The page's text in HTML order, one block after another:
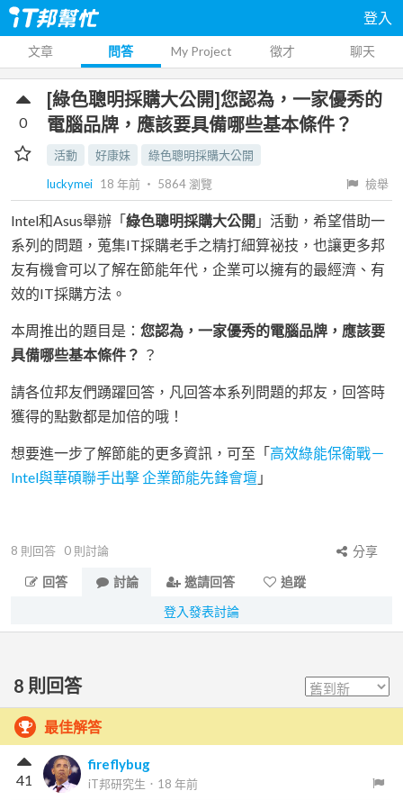
登入
文章 問答 My Project 徵才 聊天
[綠色聰明採購大公開]您認為，一家優秀的
電腦品牌，應該要具備哪些基本條件？
活動 好康妹
綠色聰明採購大公開
luckymei 18 年前 ‧ 5864瀏覽 檢舉
0
Intel和Asus舉辦「綠色聰明採購大公開 」活動，希望借助一
系列的問題，蒐集IT採購老手之精打細算祕技，也讓更多邦
友有機會可以了解在節能年代，企業可以擁有的最經濟、有
效的IT採購方法。
本周推出的題目是： 您認為，一家優秀的電腦品牌，應該要
具備哪些基本條件？ ？
請各位邦友們踴躍回答，凡回答本系列問題的邦友，回答時
獲得的點數都是加倍的哦！
想要進一步了解節能的更多資訊，可至「高效綠能保衛戰－
Intel與華碩聯手出擊 企業節能先鋒會壇 」
8 則回答 0 則討論
分享
回答
討論 邀請回答
追蹤
登入發表討論
8 則回答
最佳解答
fireflybug
iT邦研究生 ． 18 年前
41